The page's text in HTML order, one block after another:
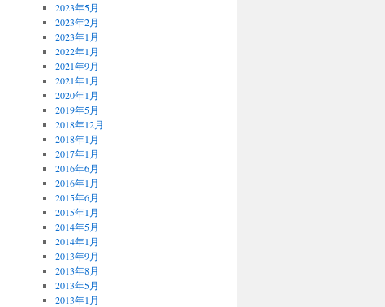
2023年5月
2023年2月
2023年1月
2022年1月
2021年9月
2021年1月
2020年1月
2019年5月
2018年12月
2018年1月
2017年1月
2016年6月
2016年1月
2015年6月
2015年1月
2014年5月
2014年1月
2013年9月
2013年8月
2013年5月
2013年1月